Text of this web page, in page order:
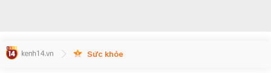
Sức khỏe